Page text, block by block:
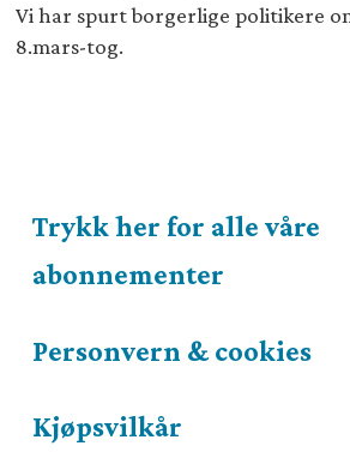
Vi har spurt borgerlige politikere
8.mars-tog.
Trykk her for alle våre
abonnementer
Personvern & cookies
Kjøpsvilkår